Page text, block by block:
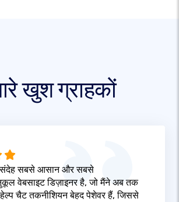
खुश ग्राहकों
सबसे आसान और सबसे
वेबसाइट डिज़ाइनर है, जो मैंने अब तक
चैट तकनीशियन बेहद पेशेवर हैं, जिससे